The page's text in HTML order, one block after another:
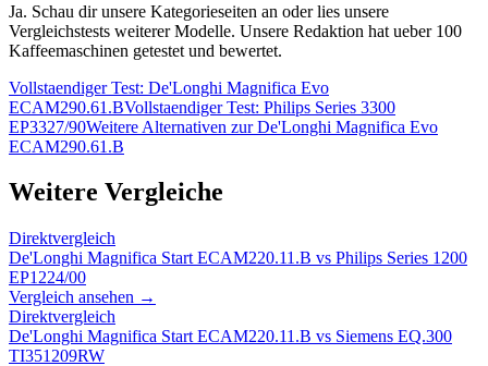
Ja. Schau dir unsere Kategorieseiten an oder lies unsere
Vergleichstests weiterer Modelle. Unsere Redaktion hat ueber 100
Kaffeemaschinen getestet und bewertet.
Vollstaendiger Test: De'Longhi Magnifica Evo
ECAM290.61.BVollstaendiger Test: Philips Series 3300
EP3327/90Weitere Alternativen zurDe'Longhi Magnifica Evo
ECAM290.61.B
Weitere Vergleiche
Direktvergleich
De'Longhi Magnifica Start ECAM220.11.B vs Philips Series 1200
EP1224/00
Vergleich ansehen →
Direktvergleich
De'Longhi Magnifica Start ECAM220.11.B vs Siemens EQ.300
TI351209RW